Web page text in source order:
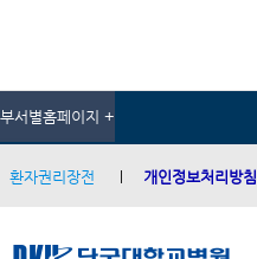
부서별홈페이지 +
환자권리장전 개인정보처리방침